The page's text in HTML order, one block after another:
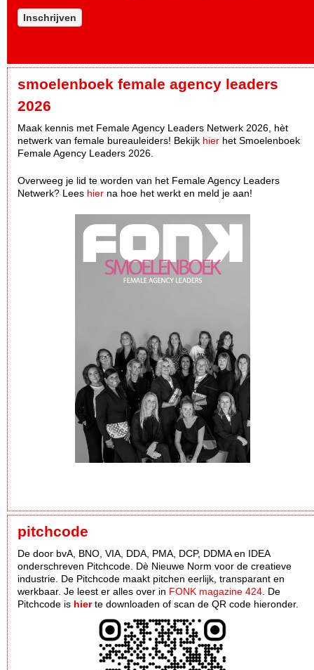
Inschrijven
smoelenboek female agency leaders
2026
Maak kennis met Female Agency Leaders Netwerk 2026, hèt
netwerk van female bureauleiders! Bekijk hier het Smoelenboek
Female Agency Leaders 2026.
Overweeg je lid te worden van het Female Agency Leaders
Netwerk? Lees hier na hoe het werkt en meld je aan!
pitchcode
De door bvA, BNO, VIA, DDA, PMA, DCP, DDMA en IDEA
onderschreven Pitchcode. Dè Nieuwe Norm voor de creatieve
industrie. De Pitchcode maakt pitchen eerlijk, transparant en
werkbaar. Je leest er alles over in FONK magazine 424 . De
Pitchcode is hierte downloaden of scan de QR code hieronder.